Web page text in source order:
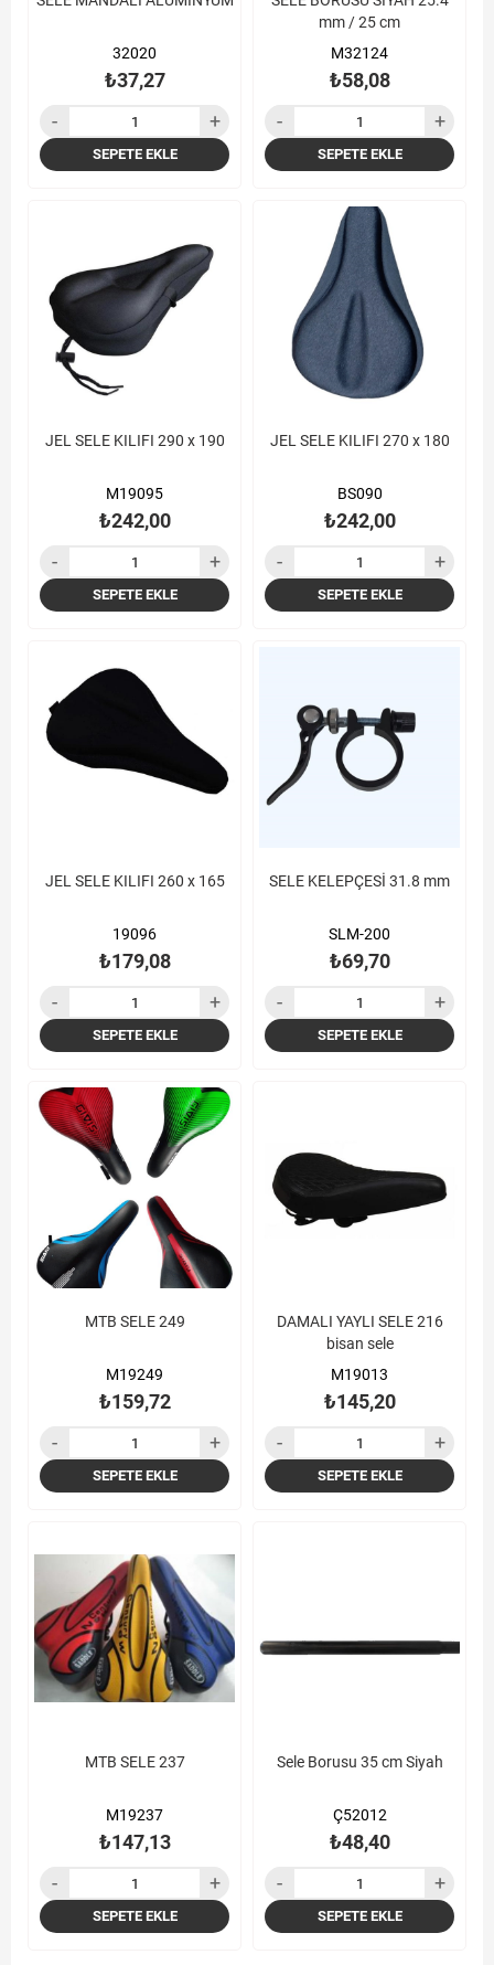
32020
₺37,27
SEPETE EKLE
mm / 25 cm
M32124
₺58,08
SEPETE EKLE
JEL SELE KILIFI 290 x 190
M19095
₺242,00
SEPETE EKLE
JEL SELE KILIFI 270 x 180
BS090
₺242,00
SEPETE EKLE
JEL SELE KILIFI 260 x 165
19096
₺179,08
SEPETE EKLE
SELE KELEPÇESİ 31.8 mm
SLM-200
₺69,70
SEPETE EKLE
MTB SELE 249
M19249
₺159,72
SEPETE EKLE
DAMALI YAYLI SELE 216
bisan sele
M19013
₺145,20
SEPETE EKLE
MTB SELE 237
M19237
₺147,13
SEPETE EKLE
Sele Borusu 35 cm Siyah
Ç52012
₺48,40
SEPETE EKLE